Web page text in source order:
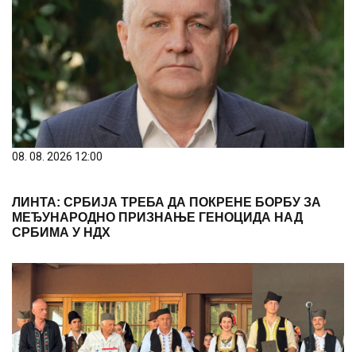
08. 08. 2026 12:00
ЛИНТА: СРБИЈА ТРЕБА ДА ПОКРЕНЕ БОРБУ ЗА
МЕЂУНАРОДНО ПРИЗНАЊЕ ГЕНОЦИДА НАД
СРБИМА У НДХ